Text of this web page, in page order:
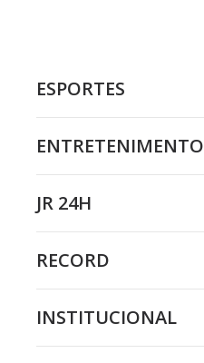
ESPORTES
ENTRETENIMENTO
JR 24H
RECORD
INSTITUCIONAL